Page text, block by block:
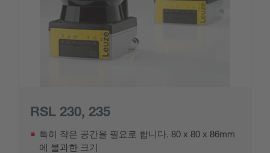
RSL 230, 235
특히 작은 공간을 필요로 합니다. 80 x 80 x 86mm
에 불과한 크기